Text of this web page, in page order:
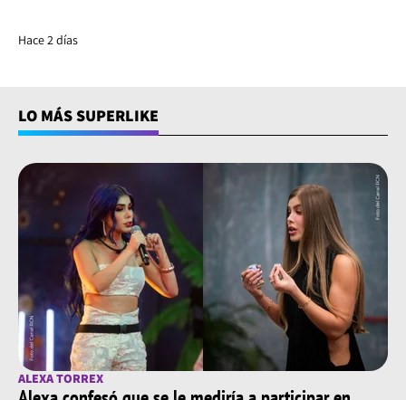
Hace 2 días
LO MÁS SUPERLIKE
ALEXA TORREX